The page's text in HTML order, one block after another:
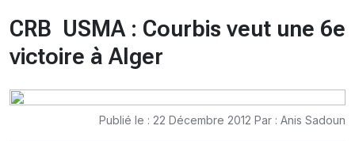
CRB  USMA : Courbis veut une 6e
victoire à Alger
Publié le : 22 Décembre 2012 Par : Anis Sadoun